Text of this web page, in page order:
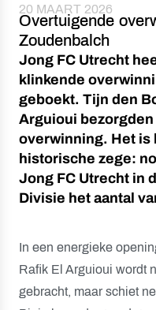
20 MAART 2026
Overtuigende
Zoudenbalch
Jong FC Utrecht
klinkende
geboekt. Tijn den
Arguioui
overwinning. Het is
historische zege:
Jong FC Utrecht in
Divisie het aantal
In een energieke
Rafik El Arguioui wordt
gebracht, maar schiet